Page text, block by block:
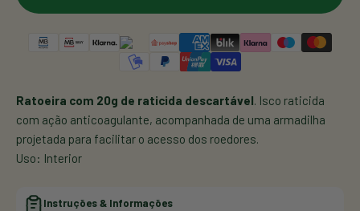
Ratoeira com 20g de raticida descartável. Isco raticida
com ação anticoagulante, acompanhada de uma armadilha
projetada para facilitar o acesso dos roedores.
Uso: Interior
Instruções & Informações